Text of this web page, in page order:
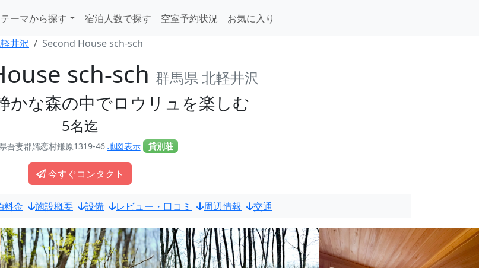
テーマから探す 宿泊人数で探す 空室予約状況
お気に入り
井沢 Second House sch-sch
sch-sch 群馬県 北軽井沢
かな森の中でロウリュを楽しむ
5名迄
吾妻郡嬬恋村鎌原1319-46 地図表示 貸別荘
今すぐコンタクト
料金 施設概要 設備 レビュー・口コミ 周辺情報 交通